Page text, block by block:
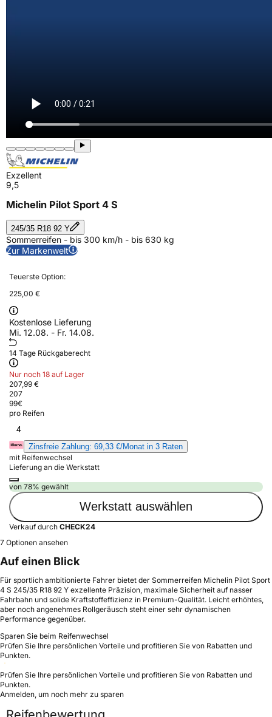
Exzellent
9,5
Michelin Pilot Sport 4 S
245/35 R18 92 Y
Sommerreifen - bis 300 km/h - bis 630 kg
Zur Markenwelt
Teuerste Option:
225,00 €
Kostenlose Lieferung
Mi. 12.08. - Fr. 14.08.
14 Tage Rückgaberecht
Nur noch 18 auf Lager
207,99 €
207
99€
pro Reifen
4
Zinsfreie Zahlung: 69,33 €/Monat in 3 Raten
mit Reifenwechsel
Lieferung an die Werkstatt
von 78% gewählt
Werkstatt auswählen
Verkauf durch CHECK24
7 Optionen ansehen
Auf einen Blick
Für sportlich ambitionierte Fahrer bietet der Sommerreifen Michelin Pilot Sport
4 S 245/35 R18 92 Y exzellente Präzision, maximale Sicherheit auf nasser
Fahrbahn und solide Kraftstoffeffizienz in Premium-Qualität. Leicht erhöhtes,
aber noch angenehmes Rollgeräusch steht einer sehr dynamischen
Performance gegenüber.
Sparen Sie beim Reifenwechsel
Prüfen Sie Ihre persönlichen Vorteile und profitieren Sie von Rabatten und
Punkten.
Prüfen Sie Ihre persönlichen Vorteile und profitieren Sie von Rabatten und
Punkten.
Anmelden, um noch mehr zu sparen